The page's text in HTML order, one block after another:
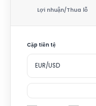
Lợi nhuận/Thua lỗ
Cặp tiền tệ